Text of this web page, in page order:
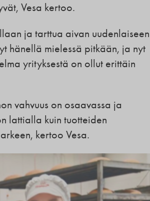
Vesa kertoo.
ja tarttua aivan uudenlaiseen
hänellä mielessä pitkään, ja nyt
yrityksestä on ollut erittäin
vahvuus on osaavassa ja
lattialla kuin tuotteiden
kertoo Vesa.